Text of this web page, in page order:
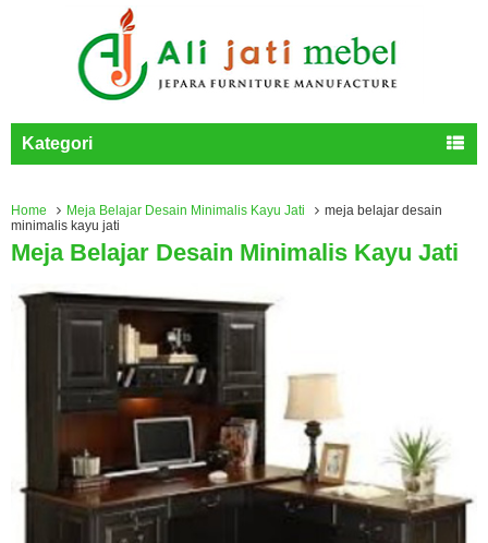
Kategori
Home Meja Belajar Desain Minimalis Kayu Jati
meja belajar desain
minimalis kayu jati
Meja Belajar Desain Minimalis Kayu Jati